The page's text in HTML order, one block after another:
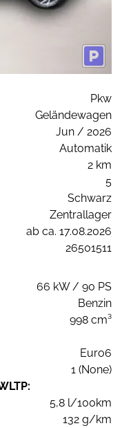
Pkw
Geländewagen
Jun / 2026
Automatik
2 km
5
Schwarz
Zentrallager
ab ca. 17.08.2026
26501511
66 kW / 90 PS
Benzin
998 cm³
Euro6
1 (None)
5,8 l/100km
132 g/km